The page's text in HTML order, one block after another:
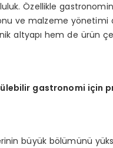
Özellikle
ve malzeme yönetimi
altyapı hem de ürün
gastronomi için
büyük bölümünü